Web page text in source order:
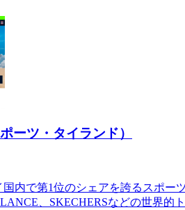
ーツ・タイランド）
国内で第1位のシェアを誇るスポ
、SKECHERSなどの世界